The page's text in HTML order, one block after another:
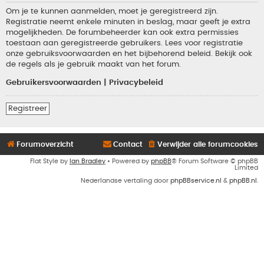
Om je te kunnen aanmelden, moet je geregistreerd zijn.
Registratie neemt enkele minuten in beslag, maar geeft je extra
mogelijkheden. De forumbeheerder kan ook extra permissies
toestaan aan geregistreerde gebruikers. Lees voor registratie
onze gebruiksvoorwaarden en het bijbehorend beleid. Bekijk ook
de regels als je gebruik maakt van het forum.
Gebruikersvoorwaarden Privacybeleid
Registreer
Forumoverzicht Verwijder alle forumcookies
Contact
Flat Style by Ian Bradley • Powered by phpBB® Forum Software © phpBB
Limited
Nederlandse vertaling door phpBBservice.nl & phpBB.nl .